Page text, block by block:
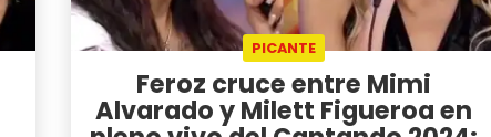
PICANTE
Feroz cruce entre Mimi
Alvarado y Milett Figueroa en